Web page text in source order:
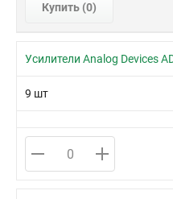
Купить (0)
Усилители Analog Devices
9 шт